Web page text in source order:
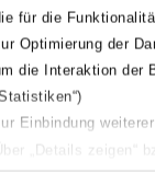
für die
Optimierung der
die Interaktion der
Einbindung
„Details zeigen“
l'emballage
maximum